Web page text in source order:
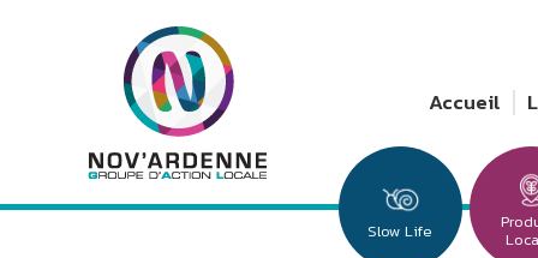
Accueil
Slow Life